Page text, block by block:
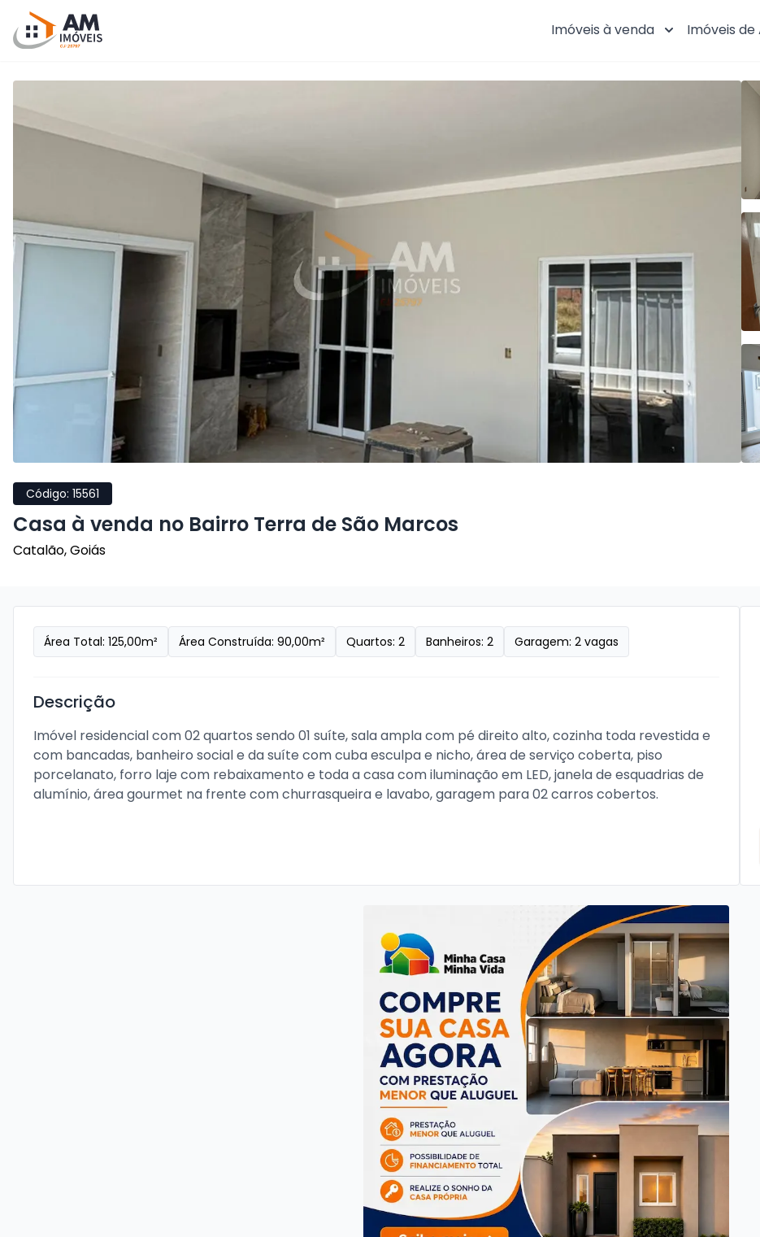
Imóveis à venda Imóveis de
Código: 15561
Casa à venda no Bairro Terra de São Marcos
Catalão,Goiás
Área Total: 125,00m² Área Construída: 90,00m² Quartos: 2 Banheiros: 2 Garagem: 2 vagas
Descrição
Imóvel residencial com 02 quartos sendo 01 suíte, sala ampla com pé direito alto, cozinha toda revestida e
com bancadas, banheiro social e da suíte com cuba esculpa e nicho, área de serviço coberta, piso
porcelanato, forro laje com rebaixamento e toda a casa com iluminação em LED, janela de esquadrias de
alumínio, área gourmet na frente com churrasqueira e lavabo, garagem para 02 carros cobertos.